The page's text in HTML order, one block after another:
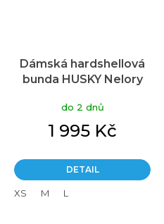
Dámská hardshellová
bunda HUSKY Nelory
Průměrné
produktu
je
5,0
5
hvězdiček.
do 2 dnů
1 995 Kč
DETAIL
XS M L